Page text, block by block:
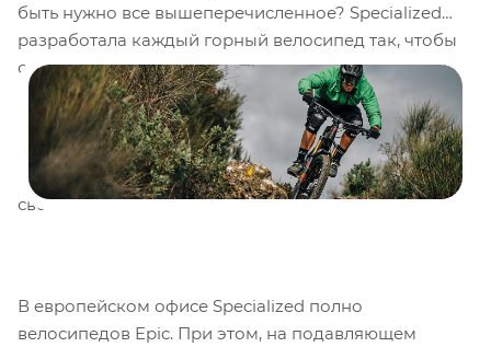
быть нужно все вышеперечисленное? Specialized
разработала каждый горный велосипед так, чтобы
он стал лучшей машиной для твоего стиля катания.
Начиная с суперлёгких хардтейлов XC, заканчивая
велосипедами с подвеской FSR уровня Чемпионата
Мира, трейловыми и даунхильными велосипедами.
Ты всегда сможешь найти идеальный вариант для
своего стиля катания.
В европейском офисе Specialized полно
велосипедов Epic. При этом, на подавляющем